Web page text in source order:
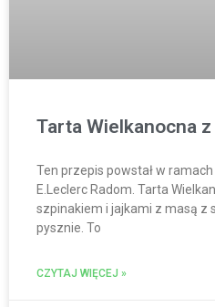
Tarta Wielkanocna z
Ten przepis powstał w
E.Leclerc Radom. Tarta
szpinakiem i jajkami z masą z
pysznie. To
CZYTAJ WIĘCEJ »